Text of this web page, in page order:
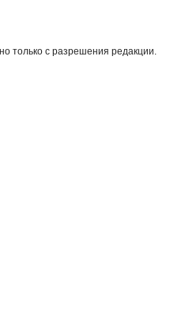
только c разрешения редакции.